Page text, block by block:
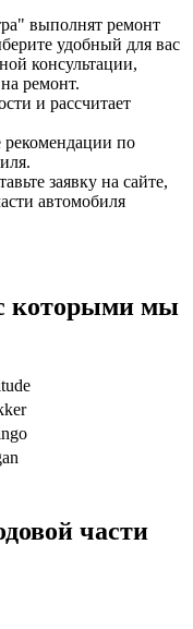
выполнят ремонт
удобный для вас
консультации,
ремонт.
и рассчитает
по
заявку на сайте,
автомобиля
которыми мы
части